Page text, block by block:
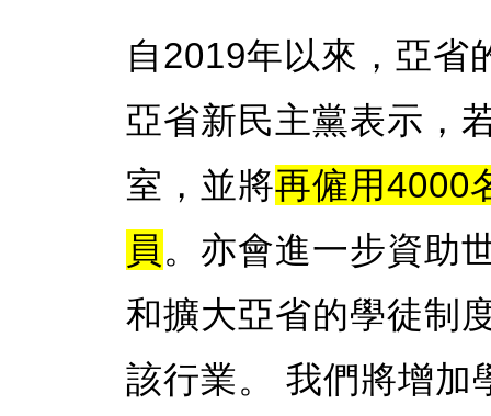
自2019年以來，亞省
亞省新民主黨表示，
室，並將再僱用4000
員 。亦會進一步資助
和擴大亞省的學徒制
該行業。 我們將增加